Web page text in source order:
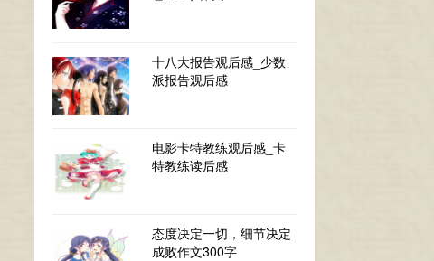
十八大报告观后感_少数
派报告观后感
电影卡特教练观后感_卡
特教练读后感
态度决定一切，细节决定
成败作文300字